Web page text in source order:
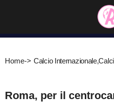
contenuto
Home-> Calcio Internazionale,
Roma, per il